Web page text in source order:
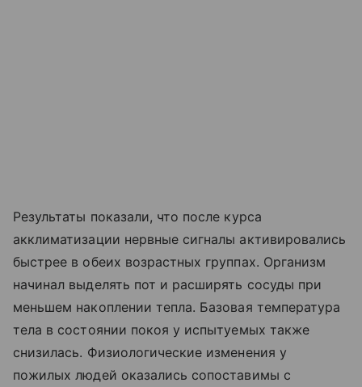
Результаты показали, что после курса
акклиматизации нервные сигналы активировались
быстрее в обеих возрастных группах. Организм
начинал выделять пот и расширять сосуды при
меньшем накоплении тепла. Базовая температура
тела в состоянии покоя у испытуемых также
снизилась. Физиологические изменения у
пожилых людей оказались сопоставимы с